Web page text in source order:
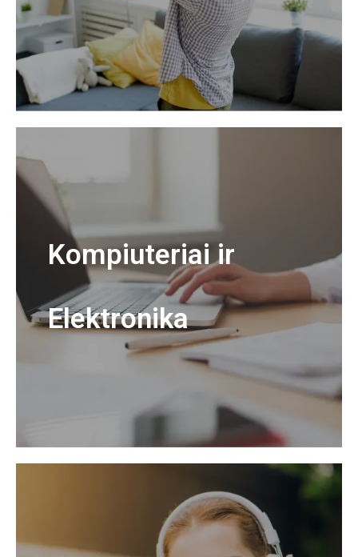
Kompiuteriai ir
Elektronika